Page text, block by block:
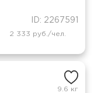
ID: 2267591
2 333 руб./чел.
9.6 кг